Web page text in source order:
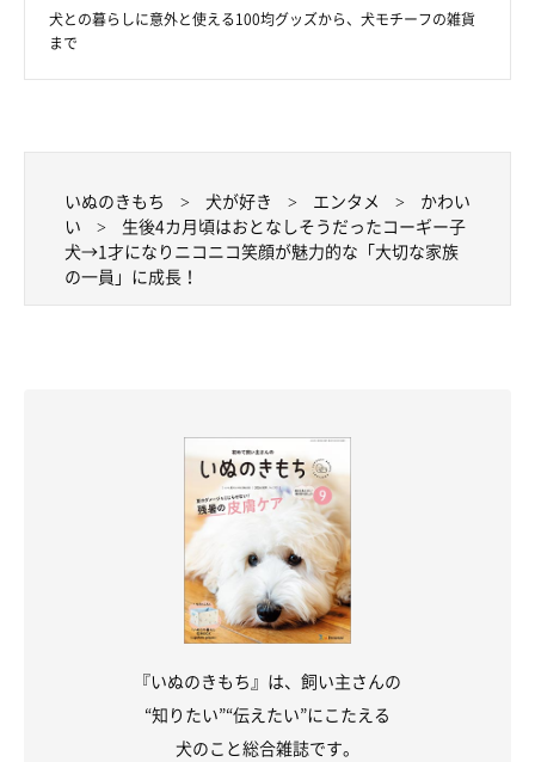
1才の誕生日を祝ってもらっているおもちちゃん
飼い主さんによると、おもちちゃんは「人が大好きで甘えん坊な
性格」だそうです。
犬との暮らしに意外と使える100均グッズから、犬モチーフの雑貨
まで
いぬのきもち 犬が好き エンタメ
かわい
い
生後4カ月頃はおとなしそうだったコーギー子
犬→1才になりニコニコ笑顔が魅力的な「大切な家族
の一員」に成長！
『いぬのきもち』は、飼い主さんの
“知りたい”“伝えたい”にこたえる
犬のこと総合雑誌です。